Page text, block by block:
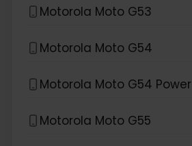
Motorola Moto G53
Motorola Moto G54
Motorola Moto G54 Power
Motorola Moto G55